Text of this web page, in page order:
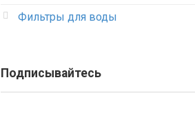
Фильтры для воды
Подписывайтесь